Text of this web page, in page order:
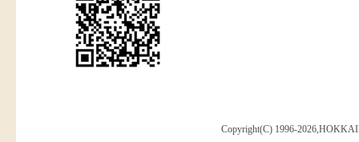
Copyright(C) 1996-